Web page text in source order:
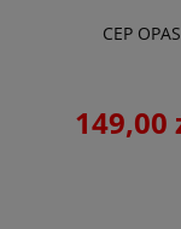
CEP
149,00